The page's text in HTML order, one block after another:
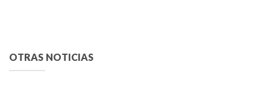
OTRAS NOTICIAS